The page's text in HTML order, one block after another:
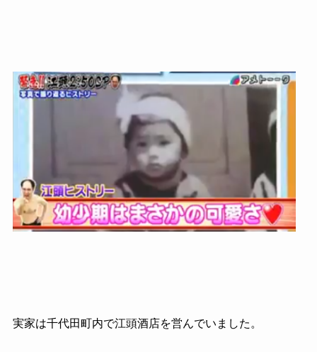
実家は千代田町内で江頭酒店を営んでいました。